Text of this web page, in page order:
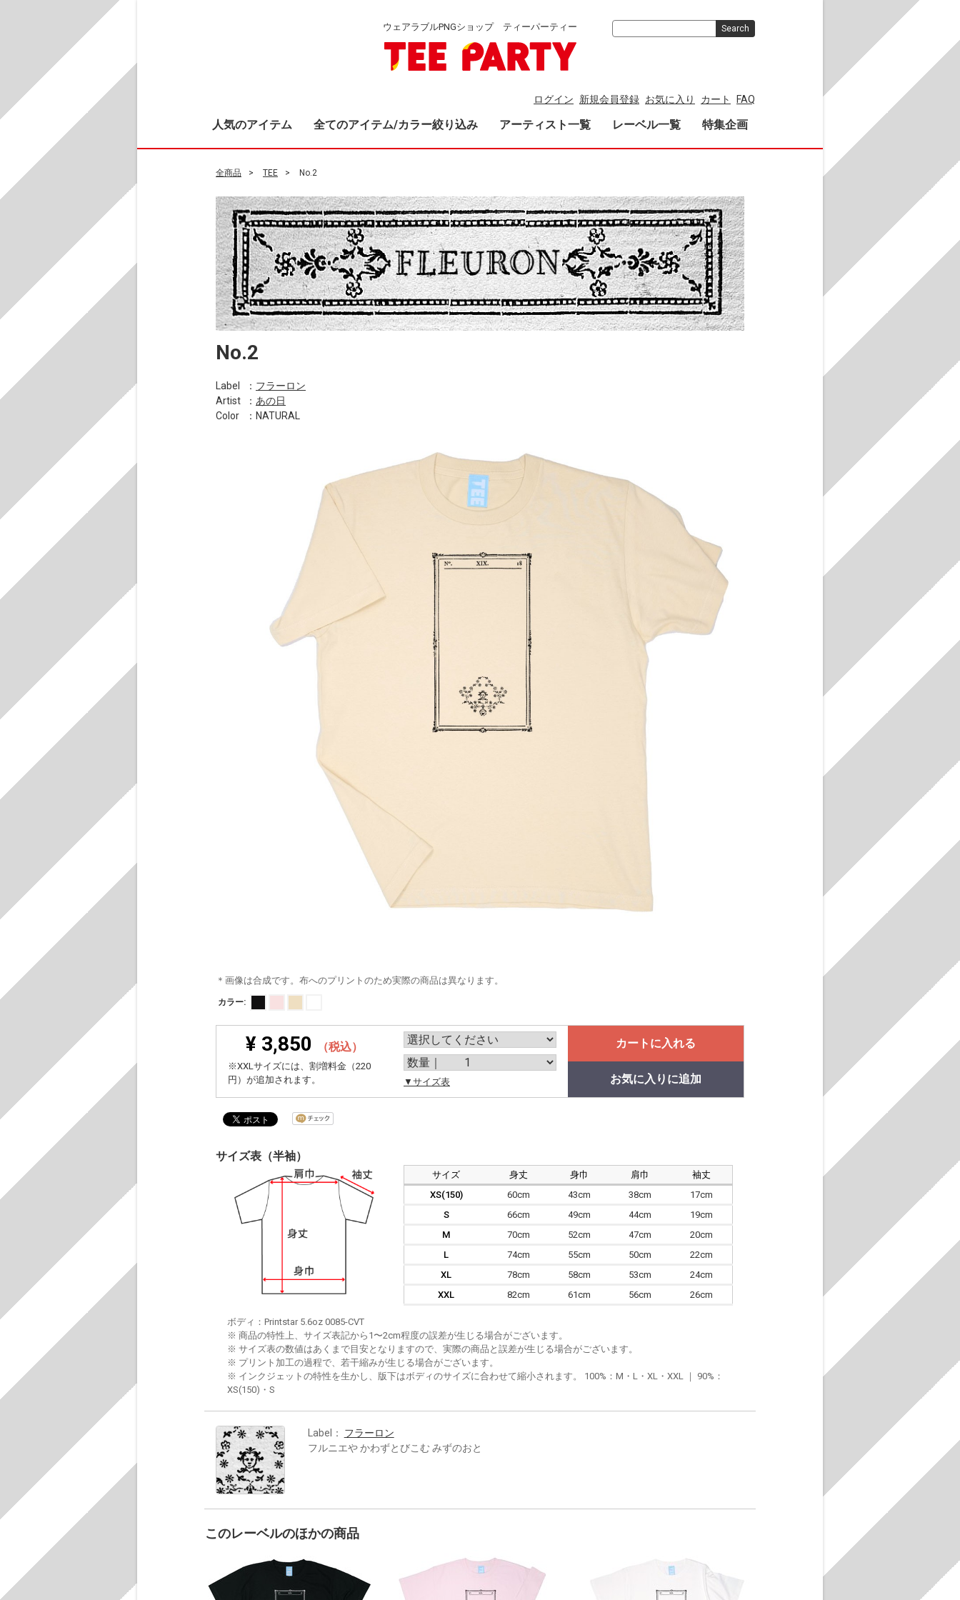
ウェアラブルPNGショップ ティーパーティー
ログイン 新規会員登録 お気に入り カート FAQ
人気のアイテム 全てのアイテム/カラー絞り込み アーティスト一覧 レーベル一覧 特集企画
Search
全商品 TEE No.2
No.2
Label ： フラーロン
Artist
： あの日
Color
：NATURAL
＊画像は合成です。布へのプリントのため実際の商品は異なります。
カラー:
¥ 3,850 （税込）
※XXLサイズには、割増料金（220
円）が追加されます。
▼サイズ表
カートに入れる
お気に入りに追加
サイズ表（半袖）
サイズ 身丈 身巾 肩巾
袖丈
XS(150)
60cm 43cm 38cm
17cm
S
66cm 49cm 44cm
19cm
M
70cm 52cm 47cm
20cm
L
74cm 55cm 50cm
22cm
XL
78cm 58cm 53cm
24cm
XXL
82cm 61cm 56cm 26cm
ボディ：Printstar 5.6oz 0085-CVT
※ 商品の特性上、サイズ表記から1〜2cm程度の誤差が生じる場合がございます。
※ サイズ表の数値はあくまで目安となりますので、実際の商品と誤差が生じる場合がございます。
※ プリント加工の過程で、若干縮みが生じる場合がございます。
※ インクジェットの特性を生かし、版下はボディのサイズに合わせて縮小されます。 100%：M・L・XL・XXL ｜ 90%：
XS(150)・S
Label： フラーロン
フルニエや かわずとびこむ みずのおと
このレーベルのほかの商品